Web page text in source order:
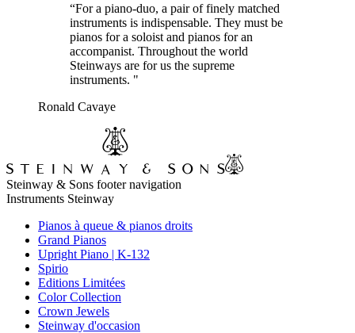
“For a piano-duo, a pair of finely matched
instruments is indispensable. They must be
pianos for a soloist and pianos for an
accompanist. Throughout the world
Steinways are for us the supreme
instruments. "
Ronald Cavaye
Steinway & Sons footer navigation
Instruments Steinway
Pianos à queue & pianos droits
Grand Pianos
Upright Piano | K-132
Spirio
Editions Limitées
Color Collection
Crown Jewels
Steinway d'occasion